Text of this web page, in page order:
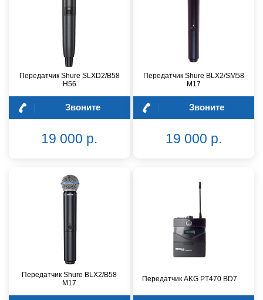
Передатчик Shure SLXD2/B58
H56
Звоните
19 000 р.
Передатчик Shure BLX2/SM58
M17
Звоните
19 000 р.
Передатчик Shure BLX2/B58
M17
Передатчик AKG PT470 BD7